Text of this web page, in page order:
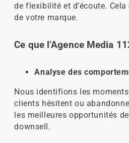
de flexibilité et d’écoute.
de votre marque.
Ce que l’Agence Media
Analyse des
Nous identifions les
clients hésitent ou
les meilleures opportunités
downsell.